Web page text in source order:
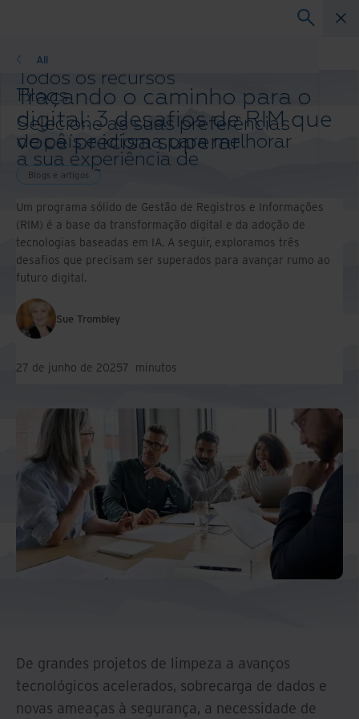
Todos os recursos
Blogs
Histórias de sucesso de clientes
Guias de soluções
Webinars
Whitepaper
All
Selecione as suas preferências
de país e idioma para melhorar
a sua experiência de
navegação.
Asia-Pacific and India
Europe and Southern Africa
Latin America
Middle East North Africa And Turkey
North America
Blogs
Traçando o caminho para o
digital: 3 desafios de RIM que
você precisa superar
Blogs e artigos
Um programa sólido de Gestão de Registros e Informações
(RIM) é a base da transformação digital e da adoção de
tecnologias baseadas em IA. A seguir, exploramos três
desafios que precisam ser superados para avançar rumo ao
futuro digital.
Sue Trombley
27 de junho de 20257 minutos
De grandes projetos de limpeza a avanços
tecnológicos acelerados, sobrecarga de dados e
novas ameaças à segurança, a necessidade de